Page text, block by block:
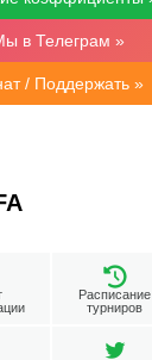
в Телеграм »
/ Поддержать »
Расписание
турниров